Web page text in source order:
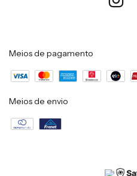
Meios de pagamento
Meios de envio